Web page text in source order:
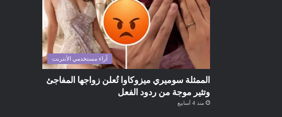
آراء مستخدمي الأنترنت
الممثلة سوميري ميزوكاوا تُعلن زواجها المفاجئ
وتثير موجة من ردود الفعل
منذ 4 أسابيع